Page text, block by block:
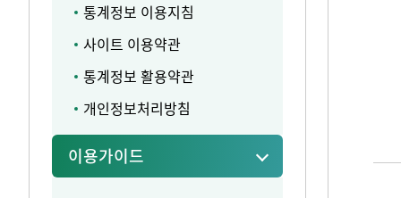
통계정보 이용지침
사이트 이용약관
통계정보 활용약관
개인정보처리방침
이용가이드